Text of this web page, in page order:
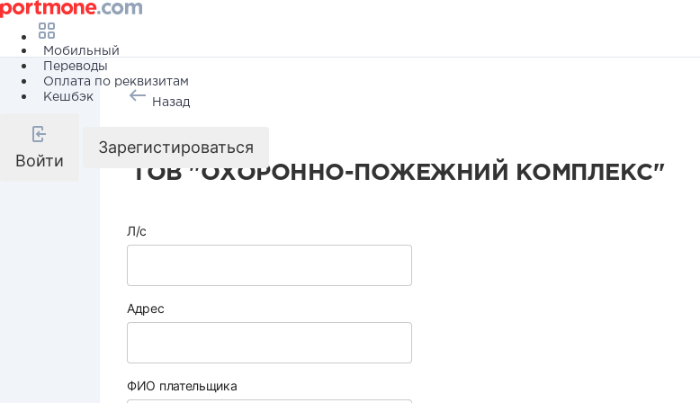
Мобильный
Переводы
Оплата по реквизитам
Кешбэк
Войти
Зарегистироваться
Назад
ТОВ "ОХОРОННО-ПОЖЕЖНИЙ КОМПЛЕКС"
Л/с
Адрес
ФИО плательщика